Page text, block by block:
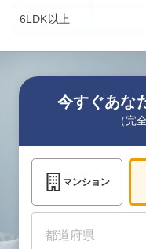
6LDK以上
今すぐあな
（完
マンション